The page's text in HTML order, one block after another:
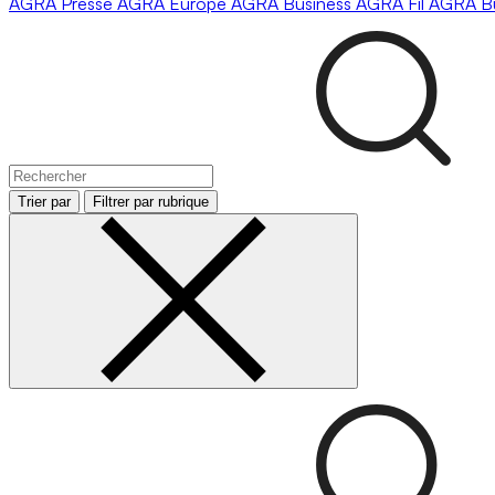
Trier par Filtrer par rubrique